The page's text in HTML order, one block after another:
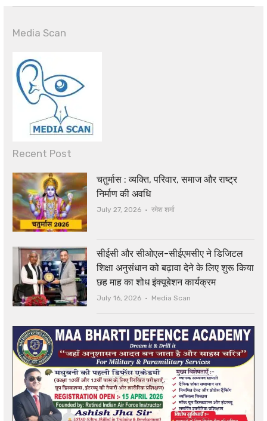
Media Scan
Recent Post
चतुर्मास : व्यक्ति, परिवार, समाज और राष्ट्र
निर्माण की अवधि
July 27, 2026 Author
रमेश शर्मा
सीईसी और सीओएल-सीईएमसीए ने डिजिटल
शिक्षा अनुसंधान को बढ़ावा देने के लिए शुरू किया
छह माह का शोध इंक्यूबेशन कार्यक्रम
July 16, 2026 Author
Media Scan